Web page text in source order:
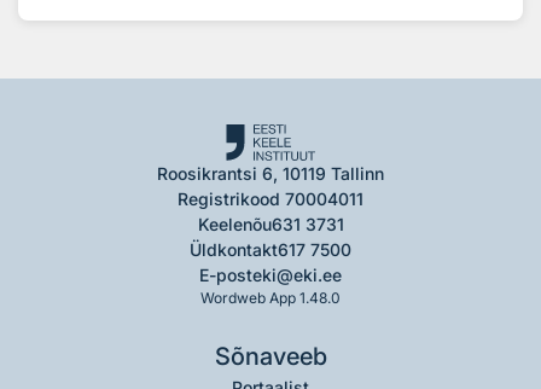
Roosikrantsi 6, 10119 Tallinn
Registrikood 70004011
Keelenõu631 3731
Üldkontakt617 7500
E-posteki@eki.ee
Wordweb App 1.48.0
Sõnaveeb